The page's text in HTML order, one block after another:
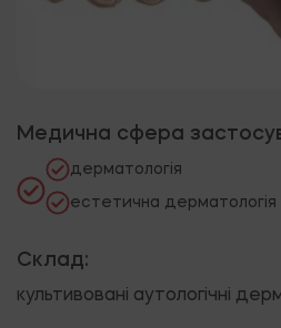
Медична сфера
дерматологія
естетична дерматологія
Склад:
культивовані аутологічні